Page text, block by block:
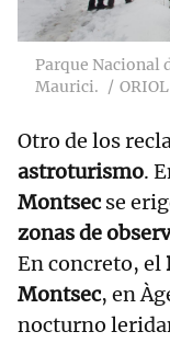
Parque Nacional
Maurici.
Otro de los
astroturismo.
Montsecse
zonas de
En concreto, el
Montsec, en
nocturno